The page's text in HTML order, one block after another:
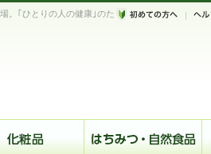
。｢ひとりの人の健康｣のた